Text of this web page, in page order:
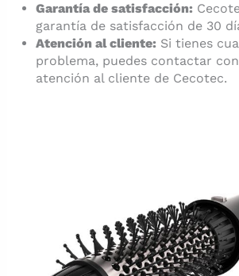
Garantía de satisfacción:
garantía de satisfacción de 30
Atención al cliente:Si tienes
problema, puedes contactar
atención al cliente de Cecotec.